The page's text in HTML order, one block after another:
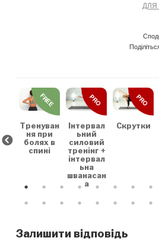
ДЛЯ
Тренуван
ня при
болях в
спині
FREE
Інтервал
ьний
силовий
тренінг +
інтервал
ьна
шванасан
а
PRO
Скрутки
PRO
Залишити відповідь